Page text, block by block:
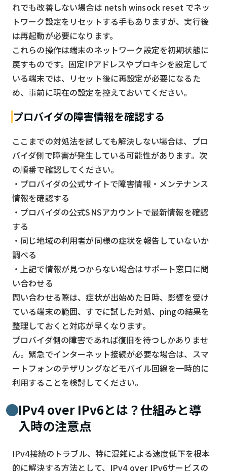
れでも改善しない場合は netsh winsock reset でネッ
トワーク設定をリセットする手もありますが、実行後
は再起動が必要になります。
これらの操作は端末のネットワーク設定を初期状態に
戻すものです。固定IPアドレスやプロキシを設定して
いる端末では、リセット後に再設定が必要になるた
め、事前に現在の設定を控えておいてください。
プロバイダの障害情報を確認する
ここまでの対処法を試しても解決しない場合は、プロ
バイダ側で障害が発生している可能性があります。次
の順番で確認してください。
・プロバイダの公式サイトで障害情報・メンテナンス
情報を確認する
・プロバイダの公式SNSアカウントで最新情報を確認
する
・同じ地域の利用者が同様の症状を報告していないか
調べる
・上記で情報が見つからない場合はサポート窓口に問
い合わせる
問い合わせる際は、症状が出始めた日時、影響を受け
ている端末の範囲、すでに試した対処、pingの結果を
整理しておくと対応が早くなります。
プロバイダ側の障害であれば復旧を待つしかありませ
ん。緊急でインターネット接続が必要な場合は、スマ
ートフォンのテザリングなどモバイル回線を一時的に
利用することを検討してください。
IPv4 over IPv6とは？仕組みと導
入時の注意点
IPv4接続のトラブル、特に混雑による速度低下を根本
的に解決する方法として、IPv4 over IPv6サービスの